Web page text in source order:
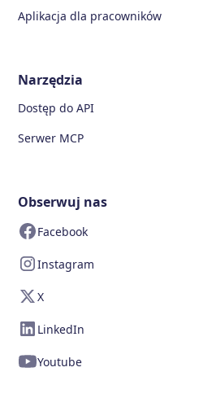
Aplikacja dla pracowników
Narzędzia
Dostęp do API
Serwer MCP
Obserwuj nas
Facebook
Instagram
X
LinkedIn
Youtube